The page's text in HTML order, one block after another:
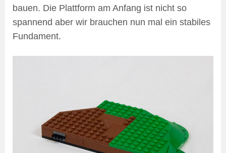
bauen. Die Plattform am Anfang ist nicht so
spannend aber wir brauchen nun mal ein stabiles
Fundament.